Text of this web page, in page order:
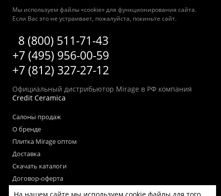
Мы используем файлы «cookie» для функционирования сайта.
Если Вас это не устраивает, пожалуйста, покиньте сайт.
8 (800) 511-71-43
+7 (495) 956-00-59
+7 (812) 327-27-12
Официальный дистрибьютор Mirage в РФ компания
Credit Ceramica
Салоны продаж
О бренде
Плитка Mirage оптом
Доставка
Скачать каталоги
Договор-оферта
Пользовательское соглашение